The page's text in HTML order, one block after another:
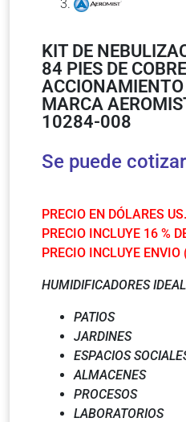
KIT DE
84 PIES DE
ACCIONAMIENTO
MARCA
10284-008
Se puede cotizar
PRECIO EN DÓLARES US.
PRECIO INCLUYE 16 %
PRECIO INCLUYE
HUMIDIFICADORES
PATIOS
JARDINES
ESPACIOS
ALMACENES
PROCESOS
LABORATORIOS